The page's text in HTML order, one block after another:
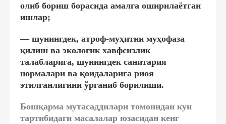
олиб бориш борасида амалга оширилаётган
ишлар;
— шунингдек, атроф-муҳитни муҳофаза
қилиш ва экологик хавфсизлик
талабларига, шунингдек санитария
нормалари ва қоидаларига риоя
этилганлигини ўрганиб борилиши.
Бошқарма мутасаддилари томонидан кун
тартибидаги масалалар юзасидан кенг